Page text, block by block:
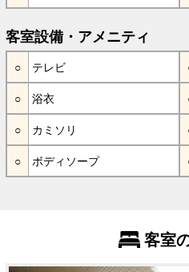
客室設備・アメニティ
テレビ
浴衣
カミソリ
ボディソープ
客室